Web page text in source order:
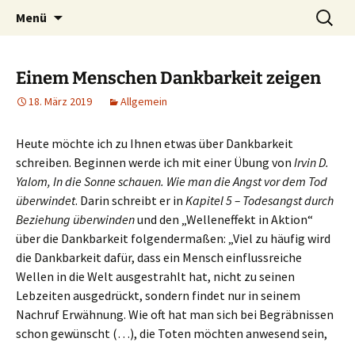
Ulrike Roderwald
Heilpraktische Psychotherapie
Menü
Suche
nach:
Einem Menschen Dankbarkeit zeigen
18. März 2019 Allgemein
Heute möchte ich zu Ihnen etwas über Dankbarkeit
schreiben. Beginnen werde ich mit einer Übung von Irvin D.
Yalom, In die Sonne schauen. Wie man die Angst vor dem Tod
überwindet. Darin schreibt er in Kapitel 5 – Todesangst durch
Beziehung überwindenund den „Welleneffekt in Aktion“
über die Dankbarkeit folgendermaßen: „Viel zu häufig wird
die Dankbarkeit dafür, dass ein Mensch einflussreiche
Wellen in die Welt ausgestrahlt hat, nicht zu seinen
Lebzeiten ausgedrückt, sondern findet nur in seinem
Nachruf Erwähnung. Wie oft hat man sich bei Begräbnissen
schon gewünscht (…), die Toten möchten anwesend sein,